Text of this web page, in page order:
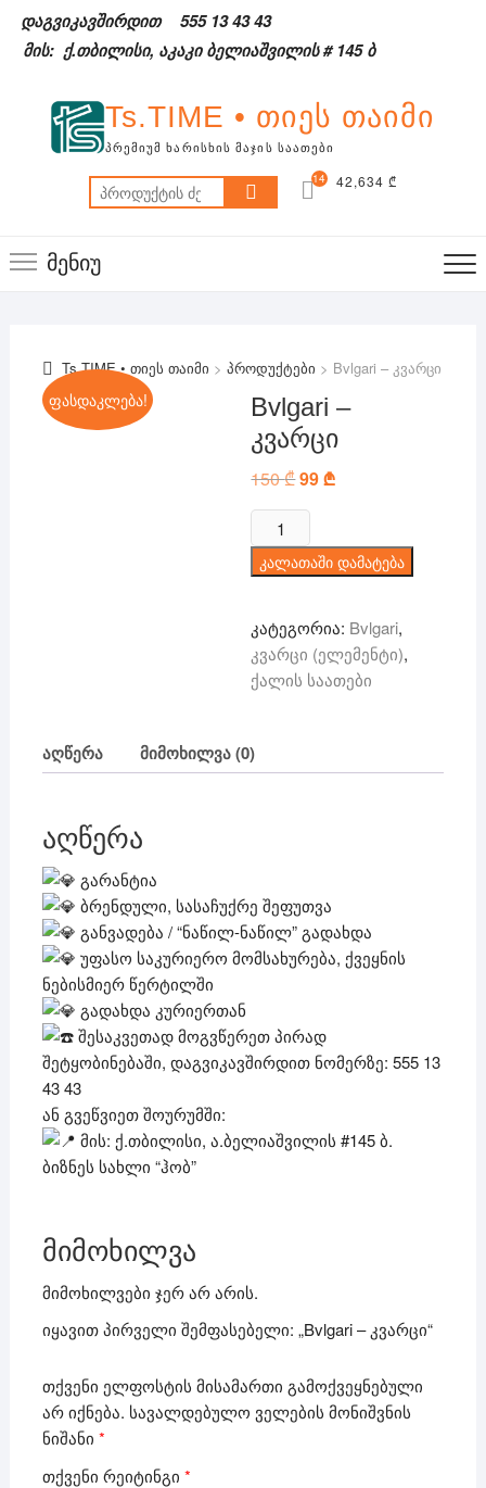
content
დაგვიკავშირდით
555 13 43 43
მის: ქ.თბილისი, აკაკი ბელიაშვილის # 145 ბ
Ts.TIME • თიეს თაიმი
ᲞᲠᲔᲛᲘᲣᲛ ᲮᲐᲠᲘᲡᲮᲘᲡ ᲛᲐᲯᲘᲡ ᲡᲐᲐᲗᲔᲑᲘ
ძებნა:
14
42,634 ₾
მენიუ
Ts.TIME • თიეს თაიმი > პროდუქტები > Bvlgari – კვარცი
ფასდაკლება!
Bvlgari –
კვარცი
150₾Original
was:
99₾Current
რაოდენობა:
Bvlgari
- კალათაში დამატება
კატეგორია: Bvlgari,
კვარცი (ელემენტი),
ქალის საათები
აღწერა მიმოხილვა (0)
აღწერა
გარანტია
ბრენდული, სასაჩუქრე შეფუთვა
განვადება / “ნაწილ-ნაწილ” გადახდა
უფასო საკურიერო მომსახურება, ქვეყნის
ნებისმიერ წერტილში
გადახდა კურიერთან
შესაკვეთად მოგვწერეთ პირად
შეტყობინებაში, დაგვიკავშირდით ნომერზე: 555 13
43 43
ან გვეწვიეთ შოურუმში:
მის: ქ.თბილისი, ა.ბელიაშვილის #145 ბ.
ბიზნეს სახლი “ჰობ”
მიმოხილვა
მიმოხილვები ჯერ არ არის.
იყავით პირველი შემფასებელი: „Bvlgari – კვარცი“
თქვენი ელფოსტის მისამართი გამოქვეყნებული
არ იქნება. სავალდებულო ველების მონიშვნის
ნიშანი *
თქვენი რეიტინგი *